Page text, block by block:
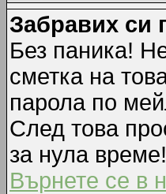
Забравих си
Без паника!
сметка на
парола по
След това
за нула време!
Върнете се в